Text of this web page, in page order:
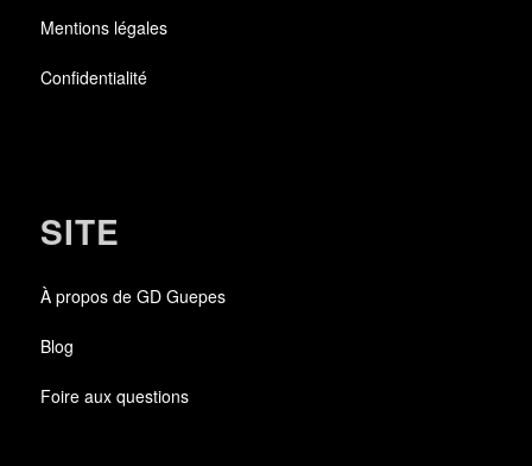
Mentions légales
Confidentialité
SITE
À propos de GD Guepes
Blog
Foire aux questions